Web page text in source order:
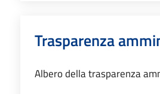
Trasparenza
Albero della trasparenza